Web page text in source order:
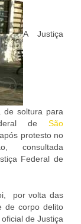
A Justiça
de soltura para
de São
protesto no
consultada
Federal de
por volta das
de corpo delito
de Justiça